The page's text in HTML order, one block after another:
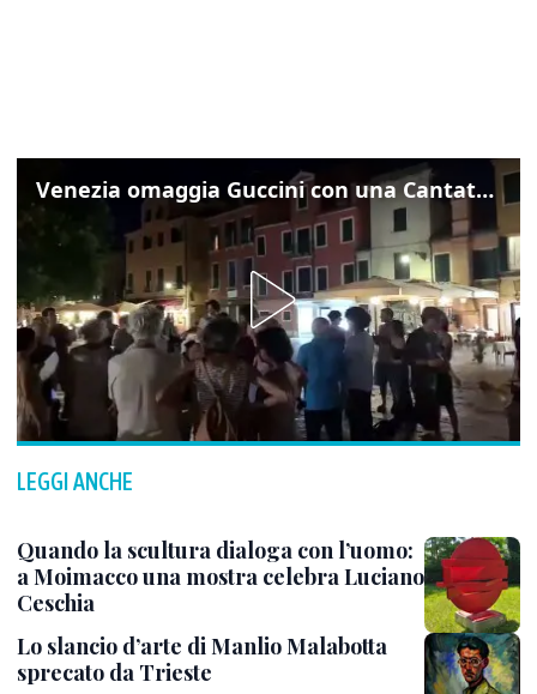
Venezia omaggia Guccini con una Cantata Anarchica in campo Santa Margherita
LEGGI ANCHE
Quando la scultura dialoga con l’uomo:
a Moimacco una mostra celebra Luciano
Ceschia
Lo slancio d’arte di Manlio Malabotta
sprecato da Trieste